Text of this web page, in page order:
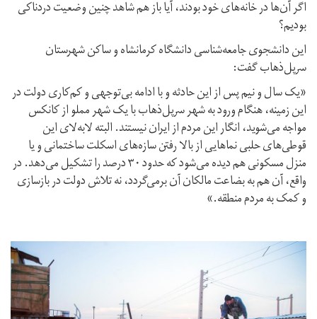
اگر آن‌ها در خانه‌های خود بودند، آیا باز هم شاهد چنین وضعیت دردناکی
بودیم؟
این دانشجوی جامعه‌شناسی دانشگاه کرمانشاه و ساکن شهرستان
سرپل‌ذهاب گفت:
«یک سال و نیم پس از این حادثه و با ادامه بی‌توجهی و کم‌کاری دولت در
این زمینه، هنگام ورود به شهر سرپل‌ذهاب با یک شهر مملو از کانکس
مواجه می‌شوید، انگار این مردم از ایران نیستند. البته لابه‌لای این
قوطی‌های حلبی نماهایی از بالا رفتن سازه‌های اسکلت ساختمانی و یا
منزل مسکونی هم دیده می‌شود که حدود ۳۰ درصد را تشکیل می‌دهد. در
واقع، آن هم به بضاعت مالکان آن برمی‌گردد، نه تلاش دولت در بازسازی
و کمک به مردم منطقه.»